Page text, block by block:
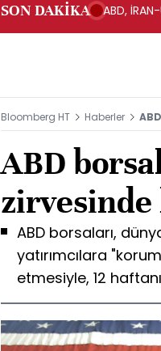
SON DAKİKA ABD,
Bloomberg HT Haberler
ABD
zirvesinde
ABD borsaları,
yatırımcılara
etmesiyle, 12